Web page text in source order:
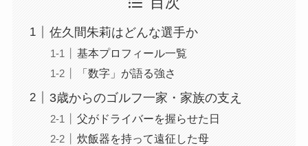
佐久間朱莉はどんな選手か
基本プロフィール一覧
「数字」が語る強さ
3歳からのゴルフ一家・家族の支え
父がドライバーを握らせた日
炊飯器を持って遠征した母